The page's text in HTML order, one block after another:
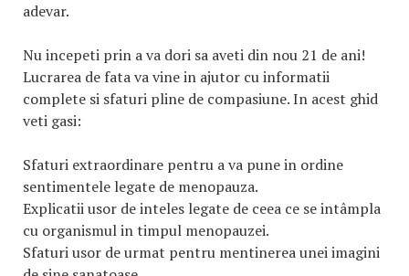
adevar.
Nu incepeti prin a va dori sa aveti din nou 21 de ani!
Lucrarea de fata va vine in ajutor cu informatii
complete si sfaturi pline de compasiune. In acest ghid
veti gasi:
Sfaturi extraordinare pentru a va pune in ordine
sentimentele legate de menopauza.
Explicatii usor de inteles legate de ceea ce se intâmpla
cu organismul in timpul menopauzei.
Sfaturi usor de urmat pentru mentinerea unei imagini